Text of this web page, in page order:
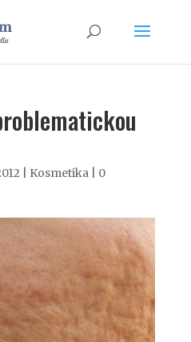
Kosmetika| 0